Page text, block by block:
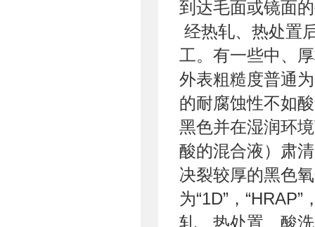
到达毛面或镜面
经热轧、热处置
工。有一些中、
外表粗糙度普通
的耐腐蚀性不如
黑色并在湿润环
酸的混合液）肃
决裂较厚的黑色
为“1D”，
轧、热处置、酸